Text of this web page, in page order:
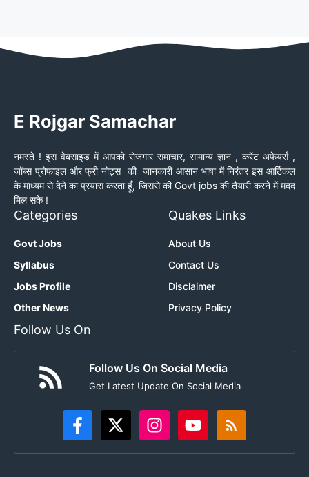
E Rojgar Samachar
नमस्ते ! इस वेबसाइड में आपको रोजगार समाचार, सामान्य ज्ञान , करेंट अफेयर्स ,
जॉब्स प्रोफाइल और फ्री नोट्स की जानकारी आसान भाषा में निरंतर इस आर्टिकल
के माध्यम से देने का प्रयास करता हूँ, जिससे की Govt jobs की तैयारी करने में मदद
मिल सके !
Categories
Govt Jobs
Syllabus
Jobs Profile
Other News
Quakes Links
About Us
Contact Us
Disclaimer
Privacy Policy
Follow Us On
Follow Us On Social Media
Get Latest Update On Social Media